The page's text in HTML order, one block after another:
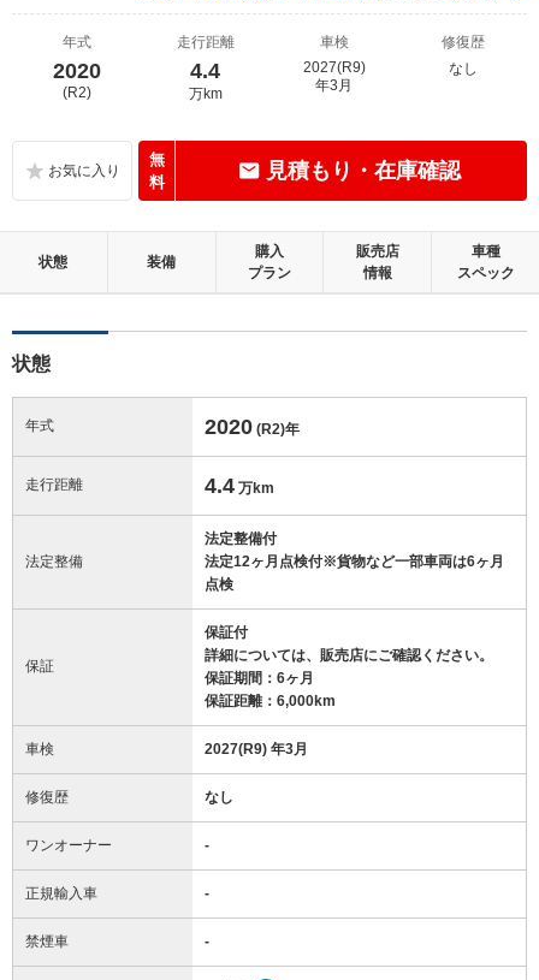
年式
2020
(R2)
走行距離
4.4
万km
車検
2027(R9)
年3月
修復歴
なし
無
料
見積もり・在庫確認
状態 装備
購入
プラン
販売店
情報
車種
スペック
状態
年式 2020 (R2)年
走行距離 4.4 万km
法定整備
法定整備付
法定12ヶ月点検付※貨物など一部車両は6ヶ月
点検
保証
保証付
詳細については、販売店にご確認ください。
保証期間：6ヶ月
保証距離：6,000km
車検 2027(R9) 年3月
修復歴 なし
ワンオーナー -
正規輸入車 -
禁煙車 -